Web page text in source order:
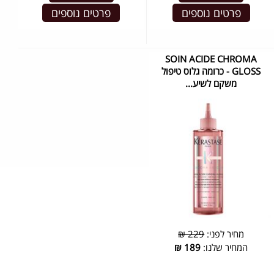
פרטים נוספים פרטים נוספים
SOIN ACIDE CHROMA
GLOSS - כרומה גלוס טיפול
משקם לשיע...
מחיר לפני:229 ₪
המחיר שלנו: 189
₪